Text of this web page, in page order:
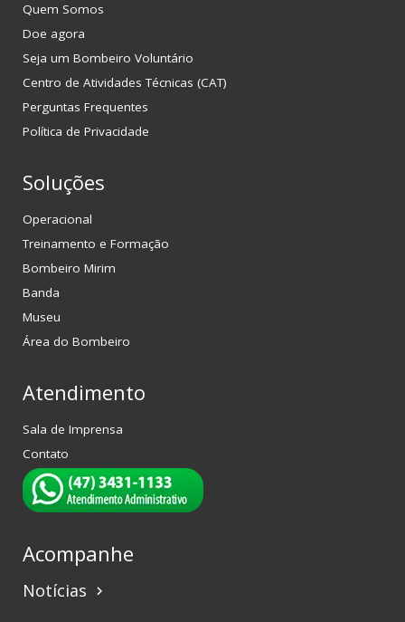
Quem Somos
Doe agora
Seja um Bombeiro Voluntário
Centro de Atividades Técnicas (CAT)
Perguntas Frequentes
Política de Privacidade
Soluções
Operacional
Treinamento e Formação
Bombeiro Mirim
Banda
Museu
Área do Bombeiro
Atendimento
Sala de Imprensa
Contato
Acompanhe
Notícias keyboard_arrow_right